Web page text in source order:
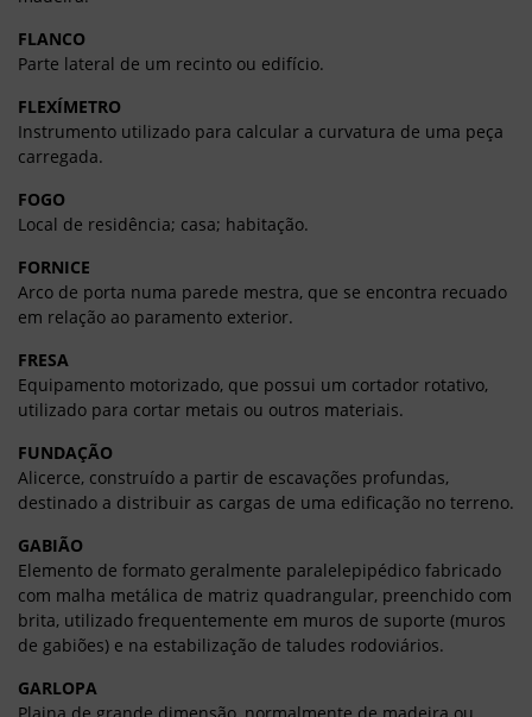
FLANCO
Parte lateral de um recinto ou edifício.
FLEXÍMETRO
Instrumento utilizado para calcular a curvatura de uma peça
carregada.
FOGO
Local de residência; casa; habitação.
FORNICE
Arco de porta numa parede mestra, que se encontra recuado
em relação ao paramento exterior.
FRESA
Equipamento motorizado, que possui um cortador rotativo,
utilizado para cortar metais ou outros materiais.
FUNDAÇÃO
Alicerce, construído a partir de escavações profundas,
destinado a distribuir as cargas de uma edificação no terreno.
GABIÃO
Elemento de formato geralmente paralelepipédico fabricado
com malha metálica de matriz quadrangular, preenchido com
brita, utilizado frequentemente em muros de suporte (muros
de gabiões) e na estabilização de taludes rodoviários.
GARLOPA